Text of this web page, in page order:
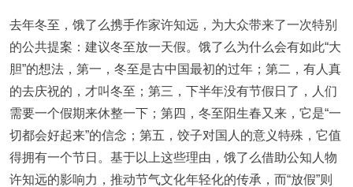
去年冬至，饿了么携手作家许知远，为大众带来了一次特别
的公共提案：建议冬至放一天假。饿了么为什么会有如此“大
胆”的想法，第一，冬至是古中国最初的过年；第二，有人真
的去庆祝的，才叫冬至；第三，下半年没有节假日了，人们
需要一个假期来休整一下；第四，冬至阳生春又来，它是“一
切都会好起来”的信念；第五，饺子对国人的意义特殊，它值
得拥有一个节日。基于以上这些理由，饿了么借助公知人物
许知远的影响力，推动节气文化年轻化的传承，而“放假”则